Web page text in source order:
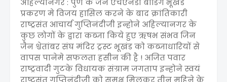
अहिल्यानगर : पुणे के जैन एचएनडी बोर्डिंग भूखंड
प्रकरण मे विजय हासिल करने के बाद क्रांतिकारी
राष्ट्रसंत आचार्य गुप्तिनंदीजी इन्होने अहिल्यानगर के
कुछ लोगों के द्वारा कब्जा किये हुए ऋषभ संभव जिन
जैन श्वेतांबर संघ मंदिर ट्रस्ट भूखंड को कब्जाधारियों से
वापस पानेमे सफलता हसीन की है ! अजित पवार
राष्ट्रवादी गुटके विधायक संग्राम जगताप इन्होने स्वयं